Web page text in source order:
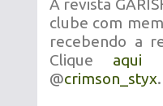
A revista
clube com
recebendo a
Clique aqui
@crimson_styx.